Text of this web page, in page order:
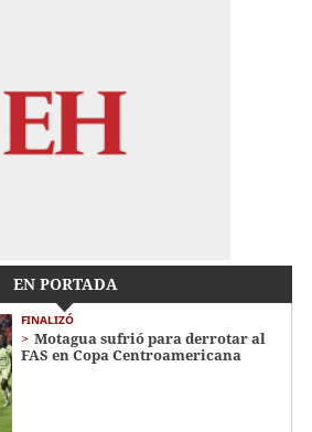
EN PORTADA
FINALIZÓ
Motagua sufrió para derrotar al
FAS en Copa Centroamericana